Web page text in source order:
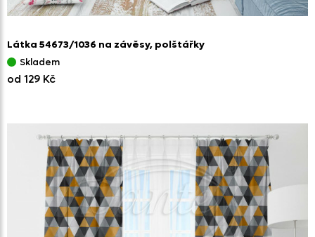
Látka 54673/1036 na závěsy, polštářky
Skladem
od 129 Kč